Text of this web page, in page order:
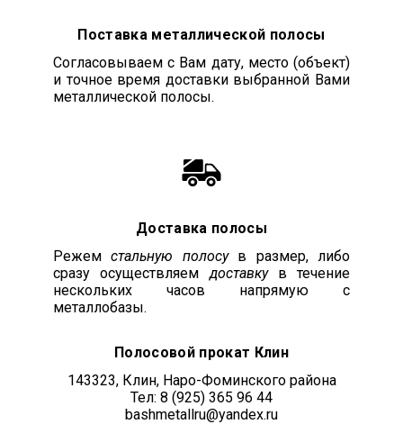
Поставка металлической полосы
Согласовываем с Вам дату, место (объект)
и точное время доставки выбранной Вами
металлической полосы.
Доставка полосы
Режемстальную полосув размер, либо
сразу осуществляем доставкув течение
нескольких часов напрямую с
металлобазы.
Полосовой прокат Клин
143323, Клин, Наро-Фоминского района
Тел: 8 (925) 365 96 44
bashmetallru@yandex.ru